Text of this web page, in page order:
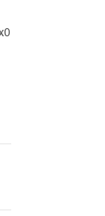
керамогранит